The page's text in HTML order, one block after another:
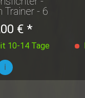
Trainer - 6
€ *
10-14 Tage
i